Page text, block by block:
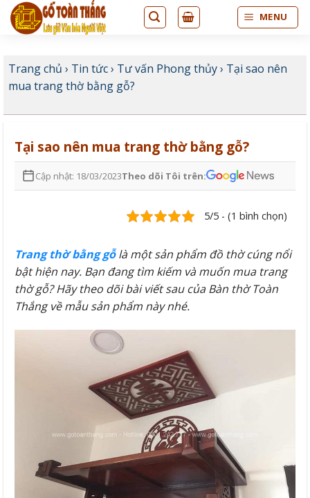
Bỏ
qua
MENU
Trang chủ › Tin tức› Tư vấn Phong thủy› Tại sao nên
mua trang thờ bằng gỗ?
Tại sao nên mua trang thờ bằng gỗ?
Cập nhật: 18/03/2023Theo dõi Tôi trên:
5/5 - (1 bình chọn)
Trang thờ bằng gỗlà một sản phẩm đồ thờ cúng nổi
bật hiện nay. Bạn đang tìm kiếm và muốn mua trang
thờ gỗ? Hãy theo dõi bài viết sau của Bàn thờ Toàn
Thắng về mẫu sản phẩm này nhé.